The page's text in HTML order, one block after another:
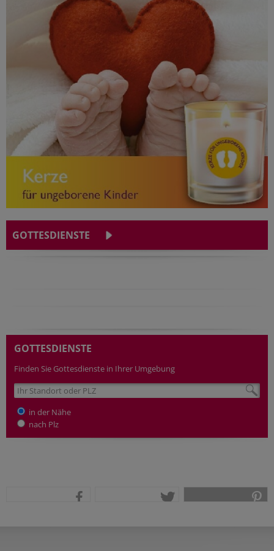
GOTTESDIENSTE
GOTTESDIENSTE
Finden Sie Gottesdienste in Ihrer Umgebung
in der Nähe
nach Plz